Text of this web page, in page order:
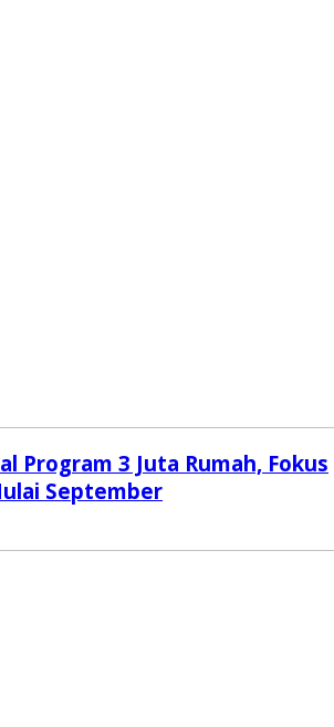
Program 3 Juta Rumah, Fokus
September